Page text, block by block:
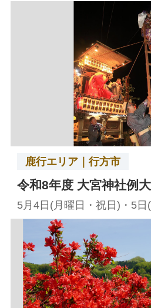
鹿行エリア｜行方市
令和8年度 大宮神社例
5月4日(月曜日・祝日)・5日(